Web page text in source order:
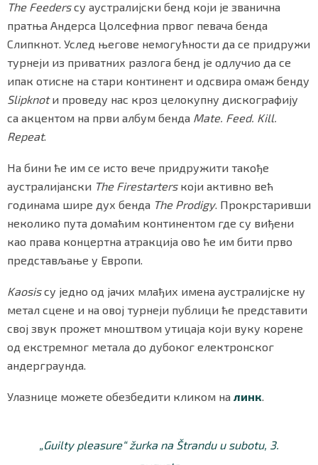
The Feedersсу аустралијски бенд који је званична
пратња Андерса Цолсефниа првог певача бенда
Слипкнот. Услед његове немогућности да се придружи
турнеји из приватних разлога бенд је одлучио да се
ипак отисне на стари континент и одсвира омаж бенду
Slipknotи проведу нас кроз целокупну дискографију
са акцентом на први албум бенда Mate. Feed. Kill.
Repeat.
На бини ће им се исто вече придружити такође
аустралијански The Firestartersкоји активно већ
годинама шире дух бенда The Prodigy. Прокрстаривши
неколико пута домаћим континентом где су виђени
као права концертна атракција ово ће им бити прво
представљање у Европи.
Kaosisсу једно од јачих млађих имена аустралијске ну
метал сцене и на овој турнеји публици ће представити
свој звук прожет мноштвом утицаја који вуку корене
од екстремног метала до дубоког електронског
андерграунда.
Улазнице можете обезбедити кликом на линк
„Guilty pleasure“ žurka na Štrandu u subotu, 3.
СРБИЈА
ЖИВОТ И СТИЛ
СПОРТ
redakcija@gradskeinfo.rs
ПРАТИТЕ НАС
Маркетинг|Услови коришћења|Политика